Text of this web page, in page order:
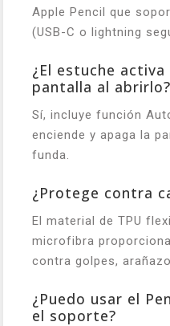
Apple Pencil que
(USB-C o lightning
¿El estuche
pantalla al abrirlo?
Sí, incluye función
enciende y apaga la
funda.
¿Protege contra
El material de TPU
microfibra
contra golpes,
¿Puedo usar el
el soporte?